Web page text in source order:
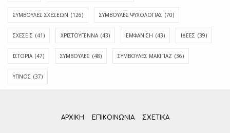
ΣΥΜΒΟΥΛΕΣ ΣΧΕΣΕΩΝ (126) ΣΥΜΒΟΥΛΕΣ ΨΥΧΟΛΟΓΙΑΣ (70)
ΣΧΕΣΕΙΣ (41) ΧΡΙΣΤΟΥΓΕΝΝΑ (43) ΕΜΦΆΝΙΣΗ (43) ΙΔΈΕΣ (39)
ΙΣΤΟΡΊΑ (47) ΣΥΜΒΟΥΛΈΣ (48) ΣΥΜΒΟΥΛΈΣ ΜΑΚΙΓΙΆΖ (36)
ΎΠΝΟΣ (37)
ΑΡΧΙΚΗ ΕΠΙΚΟΙΝΩΝΊΑ ΣΧΕΤΙΚΆ